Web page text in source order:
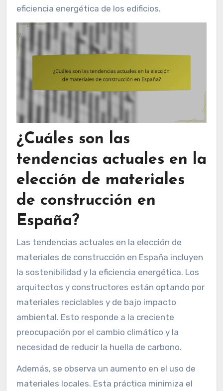
eficiencia energética de los edificios.
¿Cuáles son las
tendencias actuales en la
elección de materiales
de construcción en
España?
Las tendencias actuales en la elección de
materiales de construcción en España incluyen
la sostenibilidad y la eficiencia energética. Los
arquitectos y constructores están optando por
materiales reciclables y de bajo impacto
ambiental. Esto responde a la creciente
preocupación por el cambio climático y la
necesidad de reducir la huella de carbono.
Además, se observa un aumento en el uso de
materiales locales. Esta práctica minimiza el